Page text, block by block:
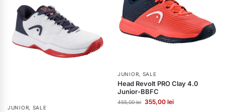
JUNIOR, SALE
JUNIOR, SALE
Head Revolt PRO Clay 4.0
Junior-BBFC
455,00lei 355,00 lei